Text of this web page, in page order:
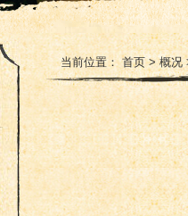
当前位置：首页>概况